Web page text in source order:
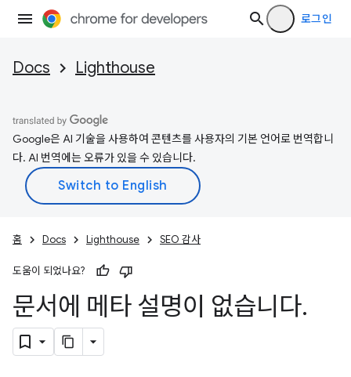
로그인
Docs Lighthouse
Google은 AI 기술을 사용하여 콘텐츠를 사용자의 기본 언어로 번역합니
다. AI 번역에는 오류가 있을 수 있습니다.
홈 Docs Lighthouse SEO 감사
도움이 되었나요?
문서에 메타 설명이 없습니다.